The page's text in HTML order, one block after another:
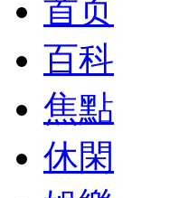
首页
百科
焦點
休閑